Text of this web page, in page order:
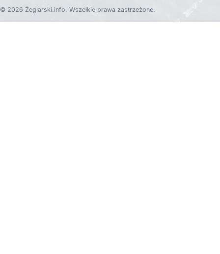
© 2026 Żeglarski.info. Wszelkie prawa zastrzeżone.